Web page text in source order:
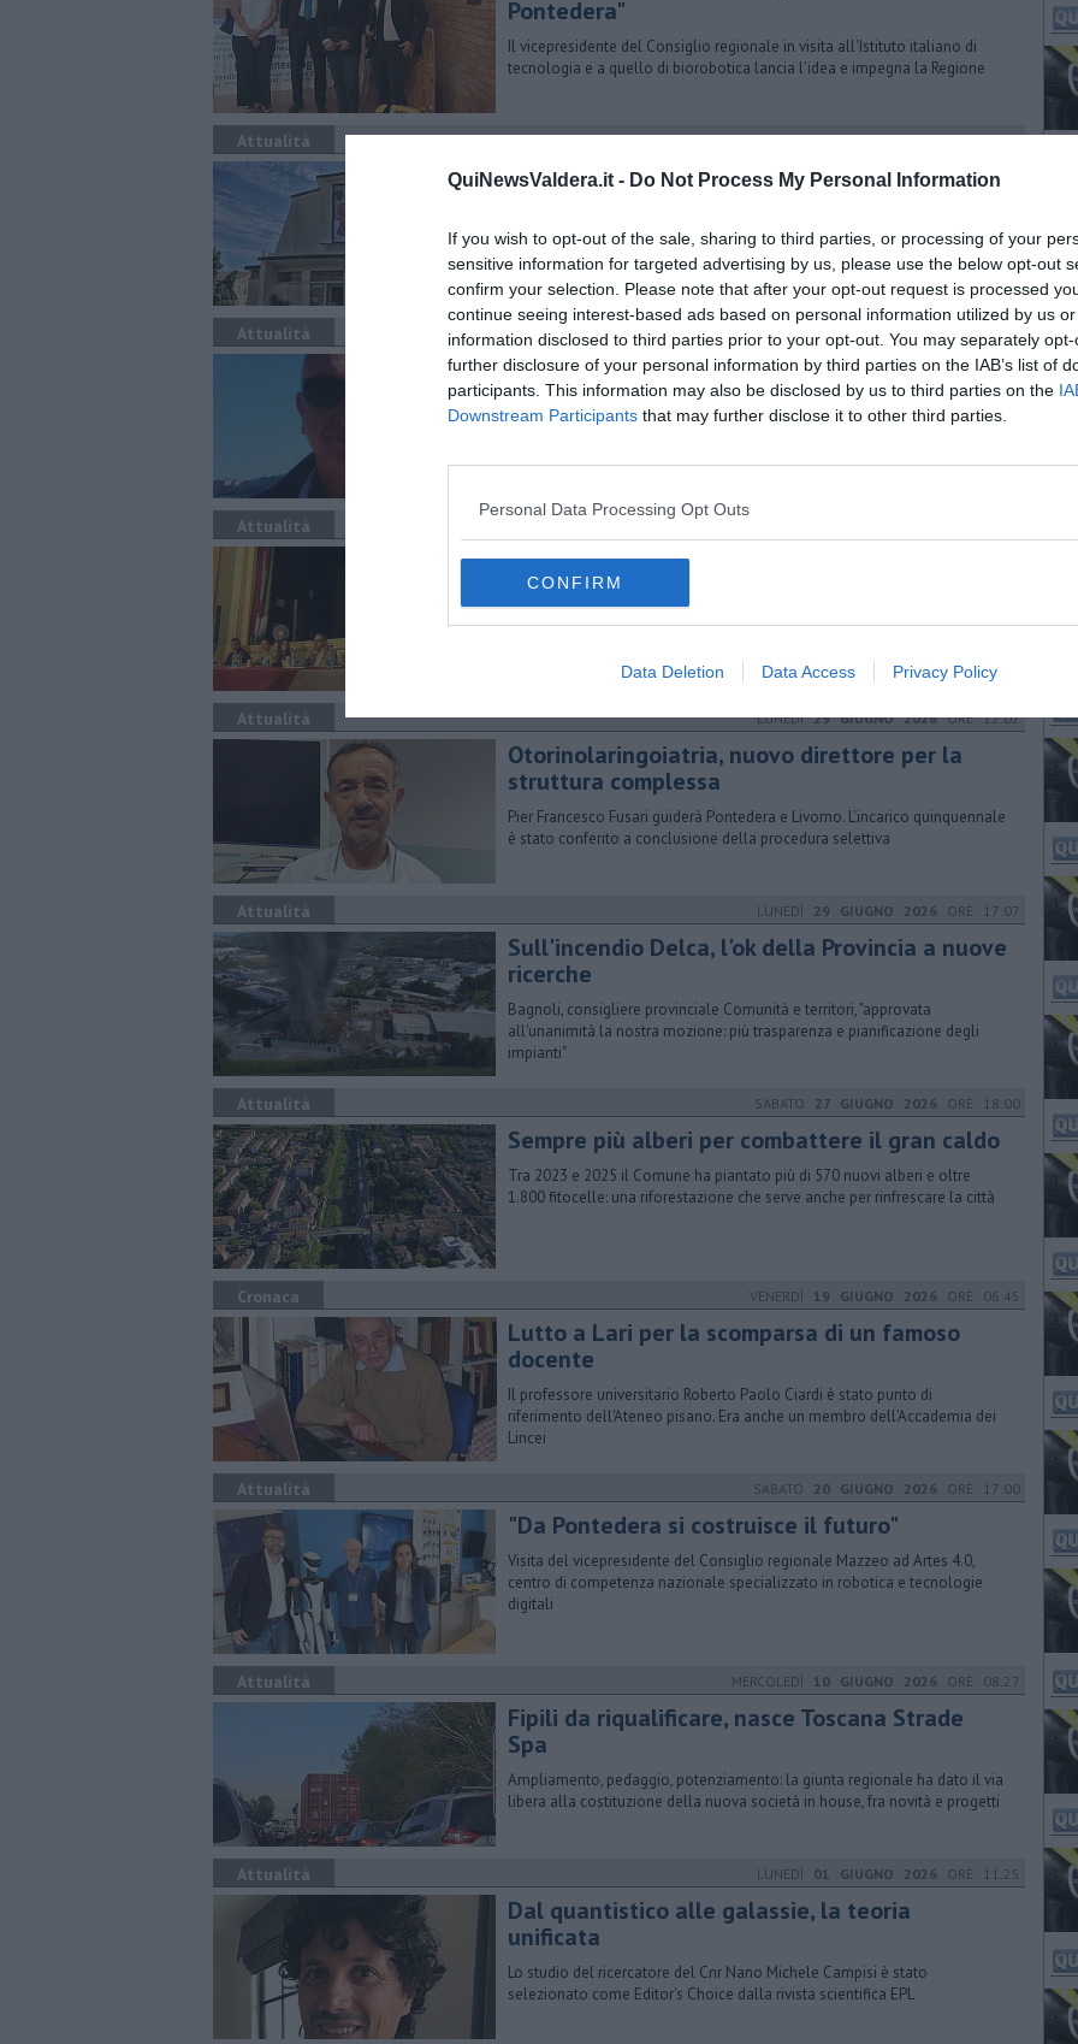
QuiNewsValdera.it - Do Not Process My Personal Information
If you wish to opt-out of the sale, sharing to third parties, or processing of your
sensitive information for targeted advertising by us, please use the below opt-out
confirm your selection. Please note that after your opt-out request is processed
continue seeing interest-based ads based on personal information utilized by us
information disclosed to third parties prior to your opt-out. You may separately
further disclosure of your personal information by third parties on the IAB’s list of
participants. This information may also be disclosed by us to third parties on the
Downstream Participants that may further disclose it to other third parties.
Personal Data Processing Opt Outs
CONFIRM
Data Deletion Data Access Privacy Policy
Pontedera"
Il vicepresidente del Consiglio regionale in visita all'Istituto italiano di
tecnologia e a quello di biorobotica lancia l'idea e impegna la Regione
Attualità SABATO04 LUGLIO 2026ORE 07:00
La pace e la "ragione bellica" dell'Europa
della parrocchia di San Giuseppe con il prof dell'Unipi Greco
Attualità GIOVEDÌ02 LUGLIO 2026ORE 07:30
Va in pensione l'ortopedico Ferrari
Dopo oltre 40 anni di attività professionale negli ospedali di Pontedera,
Volterra e Lucca per il medico è arrivato il momento del congedo
Attualità
Indotto da 35 milioni per il Teatro del Silenzio
Attualità LUNEDÌ29 GIUGNO 2026ORE 12:02
Otorinolaringoiatria, nuovo direttore per la
struttura complessa
Pier Francesco Fusari guiderà Pontedera e Livorno. L'incarico quinquennale
è stato conferito a conclusione della procedura selettiva
Attualità LUNEDÌ 29 GIUGNO 2026 ORE 17:07
Sull'incendio Delca, l'ok della Provincia a nuove
ricerche
Bagnoli, consigliere provinciale Comunità e territori, "approvata
all'unanimità la nostra mozione: più trasparenza e pianificazione degli
impianti"
Attualità SABATO 27 GIUGNO 2026 ORE 18:00
Sempre più alberi per combattere il gran caldo
Tra 2023 e 2025 il Comune ha piantato più di 570 nuovi alberi e oltre
1.800 fitocelle: una riforestazione che serve anche per rinfrescare la città
Cronaca VENERDÌ 19 GIUGNO 2026 ORE 06:45
Lutto a Lari per la scomparsa di un famoso
docente
Il professore universitario Roberto Paolo Ciardi è stato punto di
riferimento dell'Ateneo pisano. Era anche un membro dell'Accademia dei
Lincei
Attualità SABATO 20 GIUGNO 2026 ORE 17:00
"Da Pontedera si costruisce il futuro"
Visita del vicepresidente del Consiglio regionale Mazzeo ad Artes 4.0,
centro di competenza nazionale specializzato in robotica e tecnologie
digitali
Attualità MERCOLEDÌ 10 GIUGNO 2026 ORE 08:27
Fipili da riqualificare, nasce Toscana Strade
Spa
Ampliamento, pedaggio, potenziamento: la giunta regionale ha dato il via
libera alla costituzione della nuova società in house, fra novità e progetti
Attualità LUNEDÌ 01 GIUGNO 2026 ORE 11:25
Dal quantistico alle galassie, la teoria
unificata
Lo studio del ricercatore del Cnr Nano Michele Campisi è stato
selezionato come Editor's Choice dalla rivista scientifica EPL